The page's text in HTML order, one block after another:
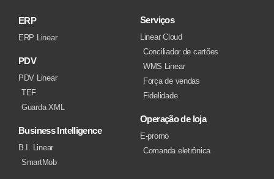
ERP
ERP Linear
PDV
PDV Linear
TEF
Guarda XML
Business Intelligence
B.I. Linear
SmartMob
Serviços
Linear Cloud
Conciliador de cartões
WMS Linear
Força de vendas
Fidelidade
Operação de loja
E-promo
Comanda eletrônica